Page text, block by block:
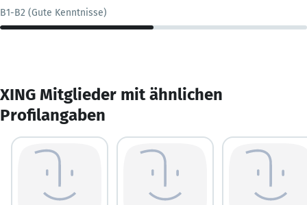
B1-B2 (Gute Kenntnisse)
XING Mitglieder mit ähnlichen
Profilangaben